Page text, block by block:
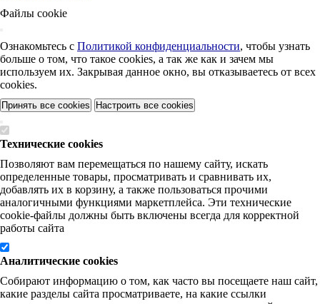
Файлы cookie
Ознакомьтесь с Политикой конфиденциальности, чтобы узнать
больше о том, что такое cookies, а так же как и зачем мы
используем их. Закрывая данное окно, вы отказываетесь от всех
cookies.
Принять все cookies Настроить все cookies
Технические cookies
Позволяют вам перемещаться по нашему сайту, искать
определенные товары, просматривать и сравнивать их,
добавлять их в корзину, а также пользоваться прочими
аналогичными функциями маркетплейса. Эти технические
cookie-файлы должны быть включены всегда для корректной
работы сайта
Аналитические cookies
Собирают информацию о том, как часто вы посещаете наш сайт,
какие разделы сайта просматриваете, на какие ссылки